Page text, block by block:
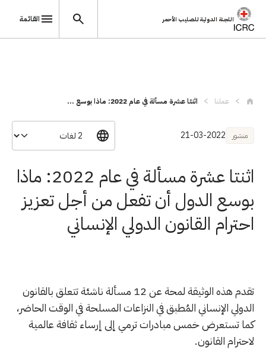
اللجنة الدولية للصليب الأحمر القائمة
عملنا اثنتا عشرة مسألة في عام 2022: ماذا بوسع ...
منشور 21-03-2022
اثنتا عشرة مسألة في عام 2022: ماذا
بوسع الدول أن تفعل من أجل تعزيز
احترام القانون الدولي الإنساني
تقدم هذه الوثيقة لمحة عن 12 مسألة ناشئة تتعلق بالقانون
الدولي الإنساني المُطبق في النزاعات المسلحة في الوقت الحاضر،
كما تستعرض خمس مبادرات ترمي إلى إرساء ثقافة عالمية
لاحترام القانون.